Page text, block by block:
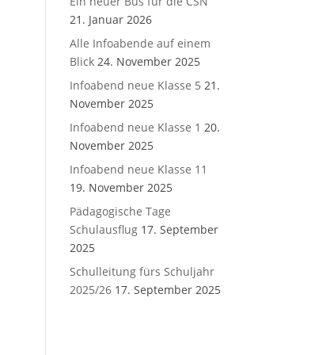
21. Januar 2026
Alle Infoabende auf einem
Blick 24. November 2025
Infoabend neue Klasse 5 21.
November 2025
Infoabend neue Klasse 1 20.
November 2025
Infoabend neue Klasse 11
19. November 2025
Pädagogische Tage
Schulausflug 17. September
2025
Schulleitung fürs Schuljahr
2025/26 17. September 2025